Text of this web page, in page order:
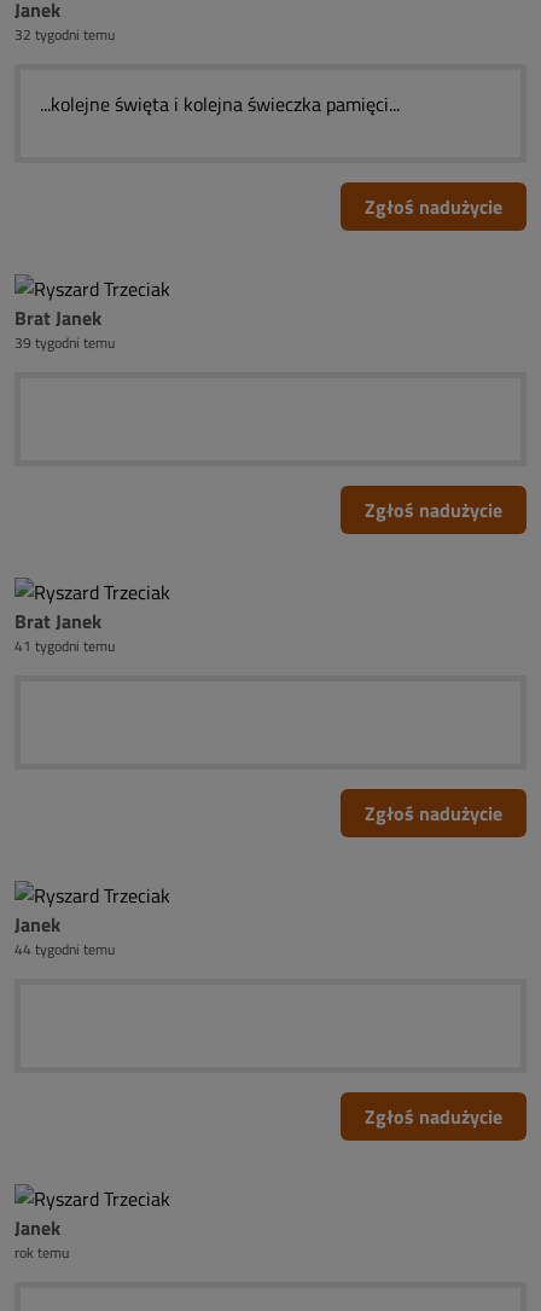
Janek
32 tygodni temu
...kolejne święta i kolejna świeczka pamięci...
Zgłoś nadużycie
Brat Janek
39 tygodni temu
Zgłoś nadużycie
Brat Janek
41 tygodni temu
Zgłoś nadużycie
Janek
44 tygodni temu
Zgłoś nadużycie
Janek
rok temu